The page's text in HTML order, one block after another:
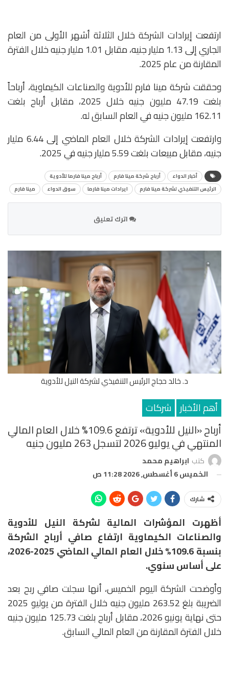
ارتفعت إيرادات الشركة خلال الثلاثة أشهر الأولى من العام
الجاري إلى 1.13 مليار جنيه، مقابل 1.01 مليار جنيه خلال الفترة
المقارنة من عام 2025.
وحققت شركة مينا فارم للأدوية والصناعات الكيماوية، أرباحاً
بلغت 47.19 مليون جنيه خلال 2025، مقابل أرباح بلغت
162.11 مليون جنيه في العام السابق له.
وارتفعت إيرادات الشركة خلال العام الماضي إلى 6.44 مليار
جنيه، مقابل مبيعات بلغت 5.59 مليار جنيه في 2025.
أخبار الدواء أرباح شركة مينا فارم
أرباح مينا فارما للأدوية
الرئيس التنفيذي لشركة مينا فارم
ايرادات مينا فارما سوق الدواء مينا فارم
اترك تعليق
د. خالد حجاج الرئيس التنفيذي لشركة النيل للأدوية
أهم الأخبار شركات
أرباح «النيل للأدوية» ترتفع 109.6% خلال العام المالي
المنتهي في يوليو 2026 لتسجل 263 مليون جنيه
كتب ابراهيم محمد
الخميس 6 أغسطس, 2026 11:28 ص
شارك
أظهرت المؤشرات المالية لشركة النيل للأدوية
والصناعات الكيماوية ارتفاع صافي أرباح الشركة
بنسبة 109.6% خلال العام المالي الماضي 2025-2026،
على أساس سنوي.
وأوضحت الشركة اليوم الخميس، أنها سجلت صافي ربح بعد
الضريبة بلغ 263.52 مليون جنيه خلال الفترة من يوليو 2025
حتى نهاية يونيو 2026، مقابل أرباح بلغت 125.73 مليون جنيه
خلال الفترة المقارنة من العام المالي السابق.